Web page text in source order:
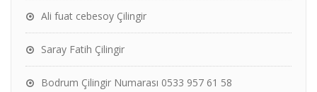
Ali fuat cebesoy Çilingir
Saray Fatih Çilingir
Bodrum Çilingir Numarası 0533 957 61 58